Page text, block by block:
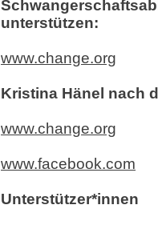
unterstützen:
www.change.org
Kristina Hänel nach
www.change.org
www.facebook.com
Unterstützer*innen